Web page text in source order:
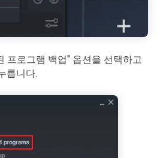
프로그램 백업" 옵션을 선택하고
릅니다.